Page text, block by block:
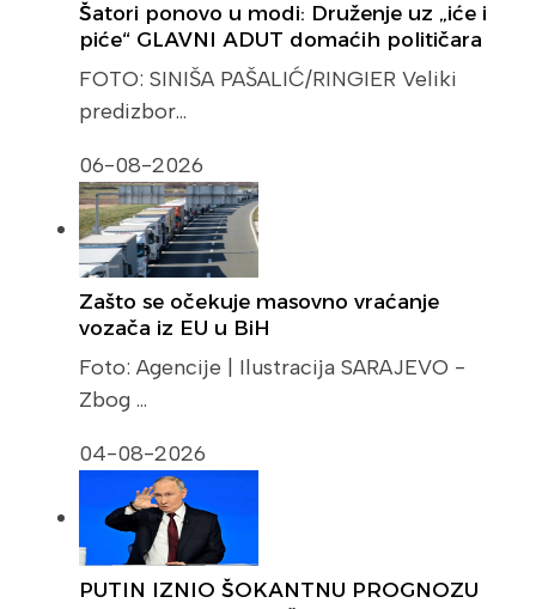
Šatori ponovo u modi: Druženje uz „iće i
piće“ GLAVNI ADUT domaćih političara
FOTO: SINIŠA PAŠALIĆ/RINGIER Veliki
predizbor…
06-08-2026
Zašto se očekuje masovno vraćanje
vozača iz EU u BiH
Foto: Agencije | Ilustracija SARAJEVO -
Zbog …
04-08-2026
PUTIN IZNIO ŠOKANTNU PROGNOZU